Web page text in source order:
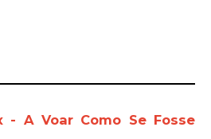
- A Voar Como Se Fosse